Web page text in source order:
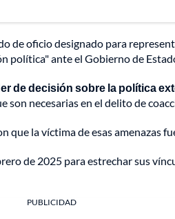
de oficio designado para
política" ante el Gobierno de
de decisión sobre la política
son necesarias en el delito de
que la víctima de esas amenazas
de 2025 para estrechar sus
PUBLICIDAD